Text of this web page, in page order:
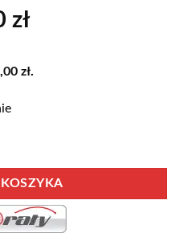
złAktualna
wynosi:
zł.